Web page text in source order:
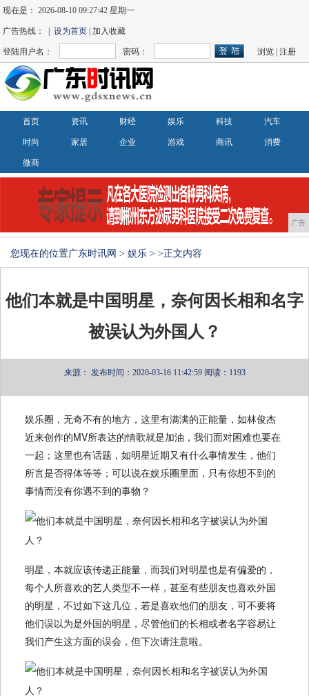
现在是：2026-08-10 09:27:42 星期一
广告热线： |设为首页 | 加入收藏
登陆用户名： 密码： 浏览 |注册
首页 资讯 财经 娱乐 科技 汽车
时尚 家居 企业 游戏 商讯 消费
微商
广告
您现在的位置广东时讯网 > 娱乐 > >正文内容
他们本就是中国明星，奈何因长相和名字
被误认为外国人？
来源： 发布时间：2020-03-16 11:42:59 阅读：1193
娱乐圈，无奇不有的地方，这里有满满的正能量，如林俊杰
近来创作的MV所表达的情歌就是加油，我们面对困难也要在
一起；这里也有话题，如明星近期又有什么事情发生，他们
所言是否得体等等；可以说在娱乐圈里面，只有你想不到的
事情而没有你遇不到的事物？
明星，本就应该传递正能量，而我们对明星也是有偏爱的，
每个人所喜欢的艺人类型不一样，甚至有些朋友也喜欢外国
的明星，不过如下这几位，若是喜欢他们的朋友，可不要将
他们误以为是外国的明星，尽管他们的长相或者名字容易让
我们产生这方面的误会，但下次请注意啦。